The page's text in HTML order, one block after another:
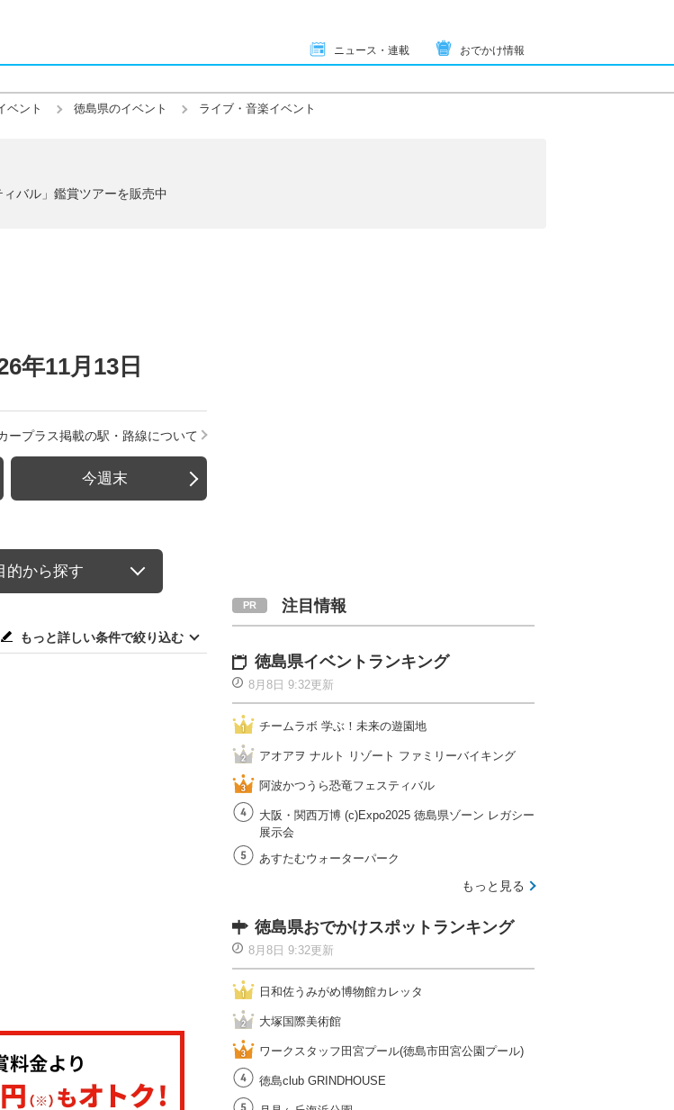
ニュース・連載 おでかけ情報
ベント 徳島県のイベント ライブ・音楽イベント
バル」鑑賞ツアーを販売中
年11月13日
ープラス掲載の駅・路線について
今週末
的から探す
もっと詳しい条件で絞り込む
注目情報
徳島県イベントランキング
8月8日 9:32更新
チームラボ 学ぶ！未来の遊園地
アオアヲ ナルト リゾート ファミリーバイキング
阿波かつうら恐竜フェスティバル
大阪・関西万博 (c)Expo2025 徳島県ゾーン レガシー
展示会
あすたむウォーターパーク
もっと見る
徳島県おでかけスポットランキング
8月8日 9:32更新
日和佐うみがめ博物館カレッタ
大塚国際美術館
ワークスタッフ田宮プール(徳島市田宮公園プール)
徳島club GRINDHOUSE